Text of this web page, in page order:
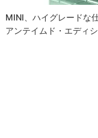
MINI、ハイグレードな
アンテイムド・エディ